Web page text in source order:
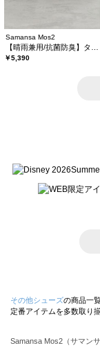
Samansa Mos2
￥5,390
その他シューズの商品一
定番アイテムを多数取り
Samansa Mos2（サマン